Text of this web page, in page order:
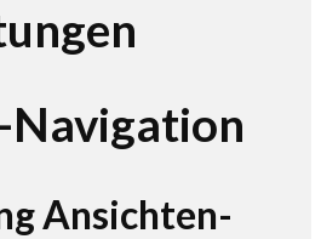
Navigation
Ansichten-